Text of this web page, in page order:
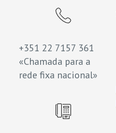
+351 22 7157 361
«Chamada para a
rede fixa nacional»